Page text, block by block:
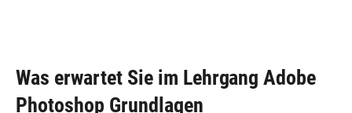
Was erwartet Sie im Lehrgang Adobe
Photoshop Grundlagen